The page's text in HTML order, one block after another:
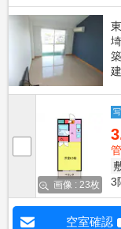
画像 : 23枚
3
空室確認